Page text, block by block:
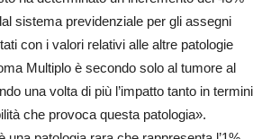
sistema previdenziale per gli assegni
con i valori relativi alle altre patologie
Multiplo è secondo solo al tumore al
una volta di più l’impatto tanto in termini
che provoca questa patologia».